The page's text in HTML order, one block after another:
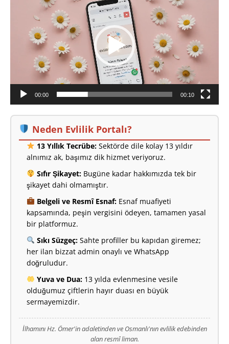
00:00 00:10
Neden Evlilik Portalı?
13 Yıllık Tecrübe:Sektörde dile kolay 13 yıldır
alnımız ak, başımız dik hizmet veriyoruz.
Sıfır Şikayet:Bugüne kadar hakkımızda tek bir
şikayet dahi olmamıştır.
Belgeli ve Resmî Esnaf:Esnaf muafiyeti
kapsamında, peşin vergisini ödeyen, tamamen yasal
bir platformuz.
Sıkı Süzgeç:Sahte profiller bu kapıdan giremez;
her ilan bizzat admin onaylı ve WhatsApp
doğruludur.
Yuva ve Dua:13 yılda evlenmesine vesile
olduğumuz çiftlerin hayır duası en büyük
sermayemizdir.
İlhamını Hz. Ömer'in adaletinden ve Osmanlı'nın evlilik edebinden
alan resmî liman.